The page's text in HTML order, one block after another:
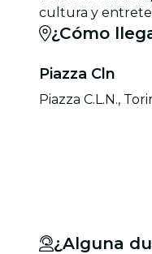
cultura y
¿Cómo
Piazza Cln
Piazza C.L.N.,
¿Alguna